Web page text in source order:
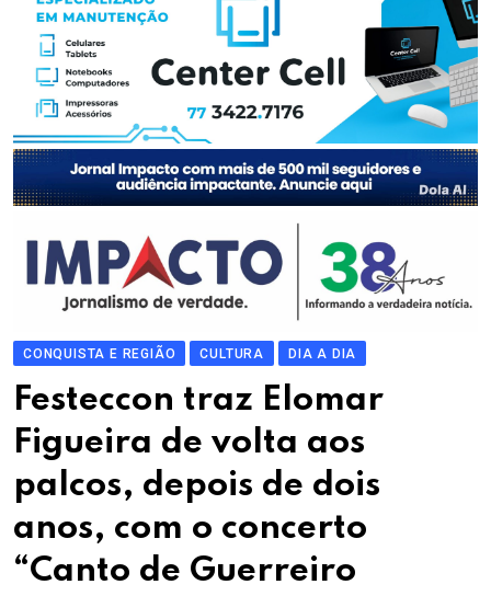
CONQUISTA E REGIÃO CULTURA DIA A DIA
Festeccon traz Elomar
Figueira de volta aos
palcos, depois de dois
anos, com o concerto
“Canto de Guerreiro